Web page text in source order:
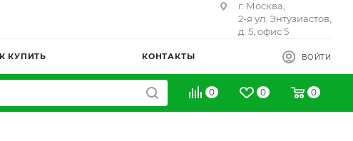
г. Москва,
2-я ул. Энтузиастов,
д. 5, офис 5
КУПИТЬ КОНТАКТЫ ВОЙТИ
0 0 0